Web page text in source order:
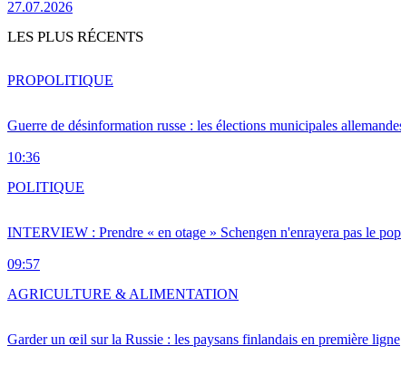
27.07.2026
LES PLUS RÉCENTS
Guerre de désinformation russe : les élections municipales
10:36
PROPOLITIQUE
INTERVIEW : Prendre « en otage » Schengen n'enrayera pas le
09:57
POLITIQUE
Garder un œil sur la Russie : les paysans finlandais en première ligne
AGRICULTURE & ALIMENTATION